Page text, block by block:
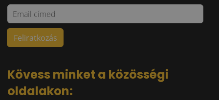
Kövess minket a közösségi
oldalakon: